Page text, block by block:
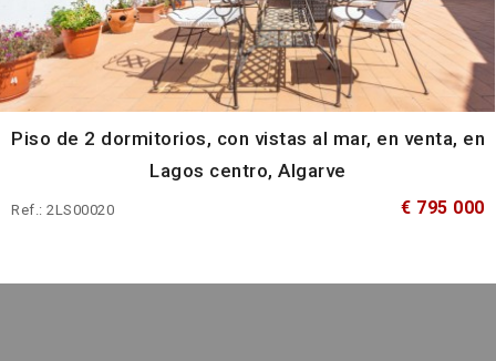
Piso de 2 dormitorios, con vistas al mar, en venta, en
Lagos centro, Algarve
Ref.: 2LS00020 € 795 000